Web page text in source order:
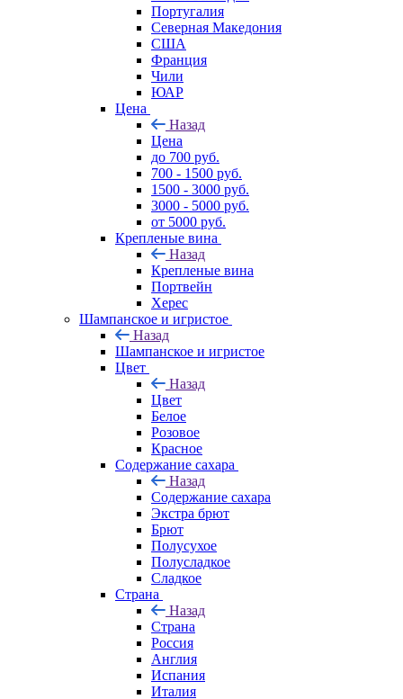
Португалия
Северная Македония
США
Франция
Чили
ЮАР
Цена
Назад
Цена
до 700 руб.
700 - 1500 руб.
1500 - 3000 руб.
3000 - 5000 руб.
от 5000 руб.
Крепленые вина
Назад
Крепленые вина
Портвейн
Херес
Шампанское и игристое
Назад
Шампанское и игристое
Цвет
Назад
Цвет
Белое
Розовое
Красное
Содержание сахара
Назад
Содержание сахара
Экстра брют
Брют
Полусухое
Полусладкое
Сладкое
Страна
Назад
Страна
Россия
Англия
Испания
Италия